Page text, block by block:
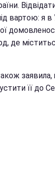
вартою: я в
де
її до